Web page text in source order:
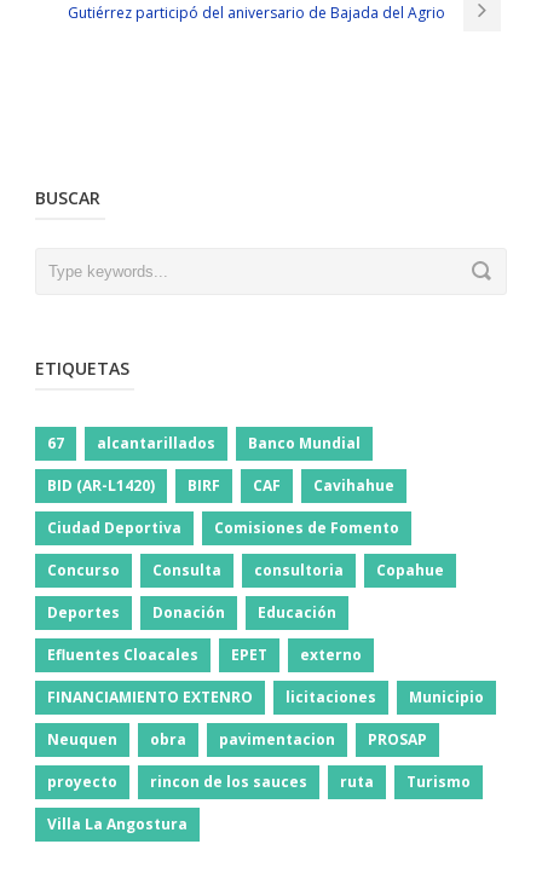
Gutiérrez participó del aniversario de Bajada del Agrio
BUSCAR
ETIQUETAS
67 alcantarillados Banco Mundial
BID (AR-L1420) BIRF CAF Cavihahue
Ciudad Deportiva Comisiones de Fomento
Concurso Consulta consultoria Copahue
Deportes Donación Educación
Efluentes Cloacales EPET externo
FINANCIAMIENTO EXTENRO licitaciones Municipio
Neuquen obra pavimentacion PROSAP
proyecto rincon de los sauces ruta Turismo
Villa La Angostura